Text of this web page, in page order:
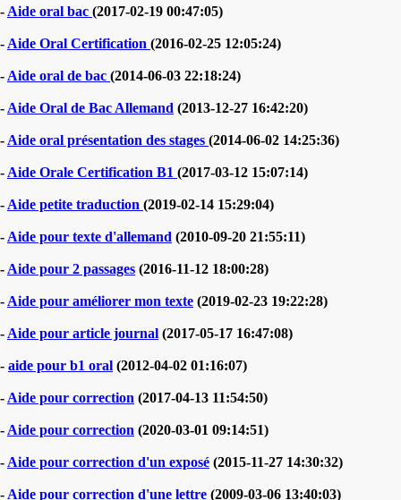
- Aide oral bac (2017-02-19 00:47:05)
- Aide Oral Certification (2016-02-25 12:05:24)
- Aide oral de bac (2014-06-03 22:18:24)
- Aide Oral de Bac Allemand (2013-12-27 16:42:20)
- Aide oral présentation des stages (2014-06-02 14:25:36)
- Aide Orale Certification B1 (2017-03-12 15:07:14)
- Aide petite traduction (2019-02-14 15:29:04)
- Aide pour texte d'allemand (2010-09-20 21:55:11)
- Aide pour 2 passages (2016-11-12 18:00:28)
- Aide pour améliorer mon texte (2019-02-23 19:22:28)
- Aide pour article journal (2017-05-17 16:47:08)
- aide pour b1 oral (2012-04-02 01:16:07)
- Aide pour correction (2017-04-13 11:54:50)
- Aide pour correction (2020-03-01 09:14:51)
- Aide pour correction d'un exposé (2015-11-27 14:30:32)
- Aide pour correction d'une lettre (2009-03-06 13:40:03)